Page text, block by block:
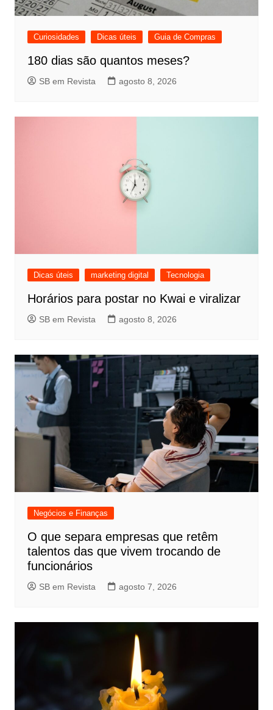
Curiosidades Dicas úteis Guia de Compras
180 dias são quantos meses?
SB em Revista agosto 8, 2026
Dicas úteis marketing digital Tecnologia
Horários para postar no Kwai e viralizar
SB em Revista agosto 8, 2026
Negócios e Finanças
O que separa empresas que retêm
talentos das que vivem trocando de
funcionários
SB em Revista agosto 7, 2026